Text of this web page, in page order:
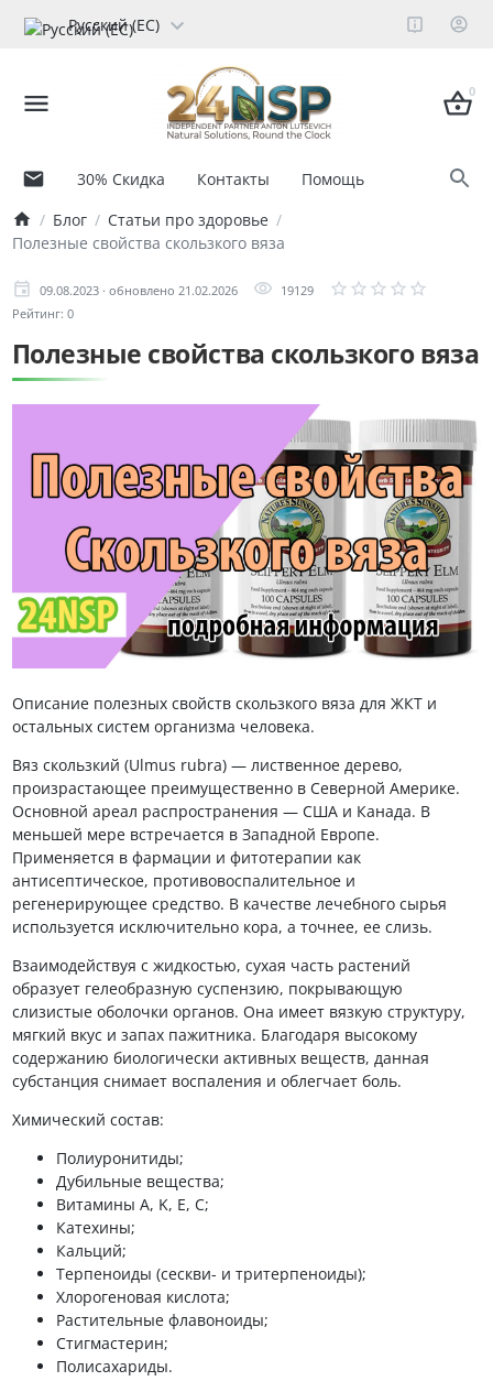
Русский (ЕС)
0
30% Скидка Контакты
Помощь
Блог
Статьи про здоровье
Полезные свойства скользкого вяза
09.08.2023 · обновлено 21.02.2026
19129
Рейтинг: 0
Полезные свойства скользкого вяза
Описание полезных свойств скользкого вяза для ЖКТ и
остальных систем организма человека.
Вяз скользкий (Ulmus rubra) — лиственное дерево,
произрастающее преимущественно в Северной Америке.
Основной ареал распространения — США и Канада. В
меньшей мере встречается в Западной Европе.
Применяется в фармации и фитотерапии как
антисептическое, противовоспалительное и
регенерирующее средство. В качестве лечебного сырья
используется исключительно кора, а точнее, ее слизь.
Взаимодействуя с жидкостью, сухая часть растений
образует гелеобразную суспензию, покрывающую
слизистые оболочки органов. Она имеет вязкую структуру,
мягкий вкус и запах пажитника. Благодаря высокому
содержанию биологически активных веществ, данная
субстанция снимает воспаления и облегчает боль.
Химический состав:
Полиуронитиды;
Дубильные вещества;
Витамины A, K, Е, C;
Катехины;
Кальций;
Терпеноиды (сескви- и тритерпеноиды);
Хлорогеновая кислота;
Растительные флавоноиды;
Стигмастерин;
Полисахариды.